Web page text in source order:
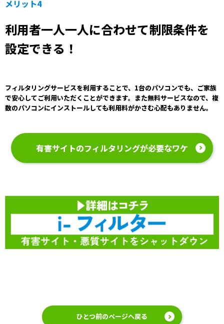
メリット4
利用者一人一人に合わせて制限条件を
設定できる！
フィルタリングサービスを利用することで、1台のパソコンでも、ご家族
で安心してご利用いただくことができます。また無料サービスなので、複
数のパソコンにインストールしても利用料がかさむ心配もありません。
有害サイトのフィルタリングが必要なワケ
ひとつ前のページへ戻る